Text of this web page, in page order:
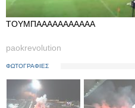
ΤΟΥΜΠΑΑΑΑΑΑΑΑΑΑΑ
paokrevolution
ΦΩΤΟΓΡΑΦΙΕΣ